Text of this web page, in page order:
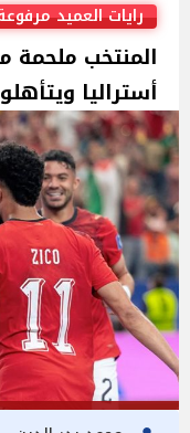
رايات العميد
المنتخب ملحمة
أستراليا